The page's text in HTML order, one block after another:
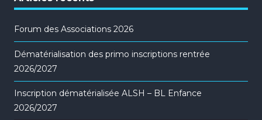
Forum des Associations 2026
Dématérialisation des primo inscriptions rentrée
2026/2027
Inscription dématérialisée ALSH – BL Enfance
2026/2027